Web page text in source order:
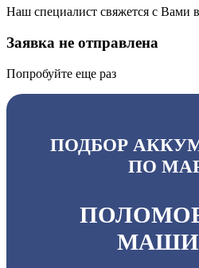
Наш специалист свяжется с Вами
Заявка не отправлена
Попробуйте еще раз
ПОДБОР
ПО